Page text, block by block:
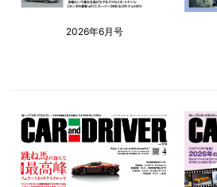
2026年6月号